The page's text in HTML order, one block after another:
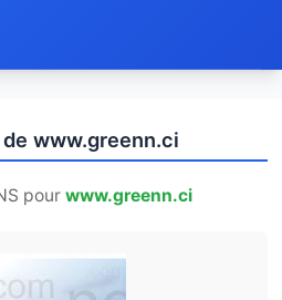
www.greenn.ci
pour www.greenn.ci